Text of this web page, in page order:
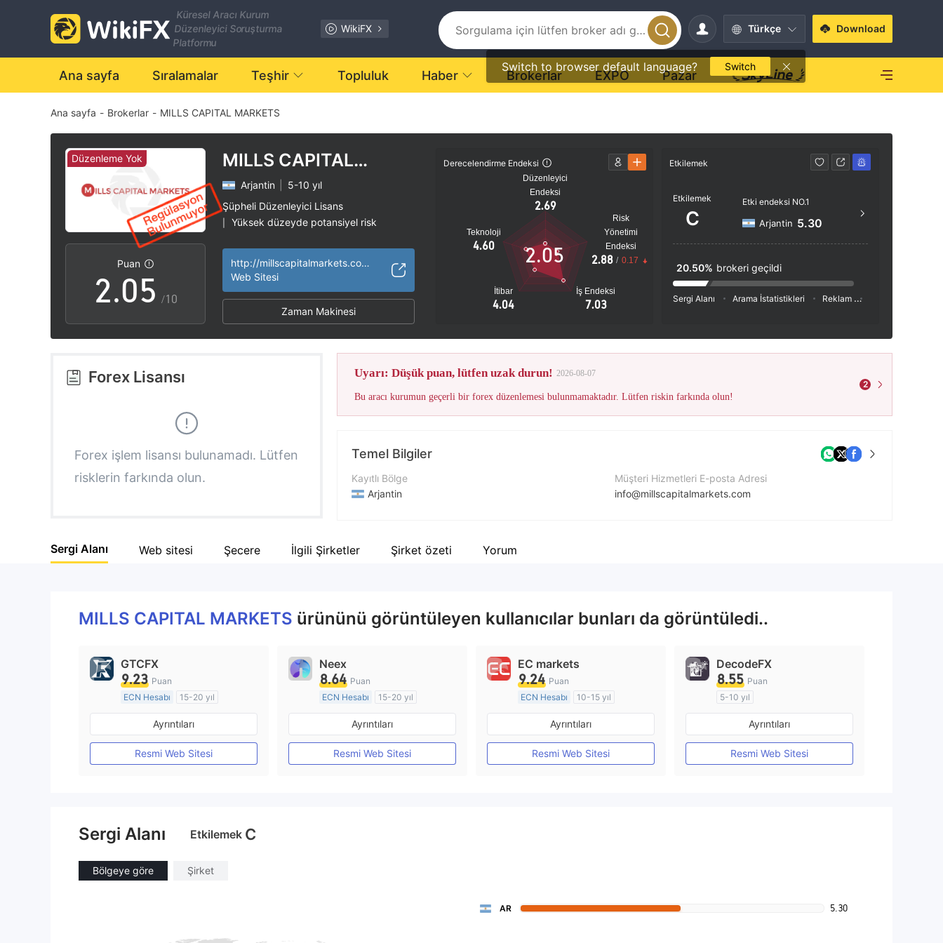
Küresel Aracı Kurum
Düzenleyici Soruşturma
Platformu
WikiFX Türkçe
Switch to browser default language? Switch
Download
Ana sayfa Sıralamalar Teşhir Topluluk Haber Brokerlar EXPO Pazar
Ana sayfa - Brokerlar - MILLS CAPITAL MARKETS
Düzenleme Yok
Puan
1
2
3
4
6
7
9
.0
1
2
4
5
8
9
0
1
2
3
4
5
6
7
9
/10
MILLS CAPITAL
MARKETS
Arjantin
5-10 yıl
Şüpheli Düzenleyici Lisans
Yüksek düzeyde potansiyel risk
http://millscapitalmarkets.com/
Web Sitesi
Zaman Makinesi
Derecelendirme Endeksi
Düzenleyici
Endeksi
2.69
Teknoloji
4.60
İtibar
4.04
İş Endeksi
7.03
Risk
Yönetimi
Endeksi
2.88 / 0.17
2.05
Etkilemek
Etkilemek
C
Etki endeksi NO.1
Arjantin 5.30
20.50% brokeri geçildi
Sergi Alanı Arama İstatistikleri Reklam
Forex Lisansı
Forex işlem lisansı bulunamadı. Lütfen
risklerin farkında olun.
Uyarı: Düşük puan, lütfen uzak durun! 2026-08-07
Bu aracı kurumun geçerli bir forex düzenlemesi bulunmamaktadır. Lütfen riskin farkında olun!
2
Temel Bilgiler
Kayıtlı Bölge
Arjantin
Şirket Adı
Müşteri Hizmetleri E-posta Adresi
info@millscapitalmarkets.com
Sergi Alanı Web sitesi Şecere İlgili Şirketler Şirket özeti Yorum
MILLS CAPITAL MARKETS ürününü görüntüleyen kullanıcılar bunları da görüntüledi..
GTCFX
9.23 Puan
ECN Hesabı
15-20 yıl
Düzenleyici Ülke/Bölge: Birleşik Krallık
Pazar Yapıcılık (MM)
MT4 Tam Lisans
Ayrıntıları
Resmi Web Sitesi
Neex
8.64 Puan
ECN Hesabı
15-20 yıl
Düzenleyici Ülke/Bölge: Avustralya
Pazar Yapıcılık (MM)
MT4 Tam Lisans
Ayrıntıları
Resmi Web Sitesi
EC markets
9.24 Puan
ECN Hesabı
10-15 yıl
Düzenleyici Ülke/Bölge: Avustralya
Pazar Yapıcılık (MM)
MT4 Tam Lisans
Ayrıntıları
Resmi Web Sitesi
DecodeFX
8.55 Puan
5-10 yıl
Düzenleyici Ülke/Bölge: Avustralya
Pazar Yapıcılık (MM)
MT4 Tam Lisans
Ayrıntıları
Resmi Web Sitesi
Sergi Alanı Etkilemek C
Bölgeye göre Şirket
AR 5.30